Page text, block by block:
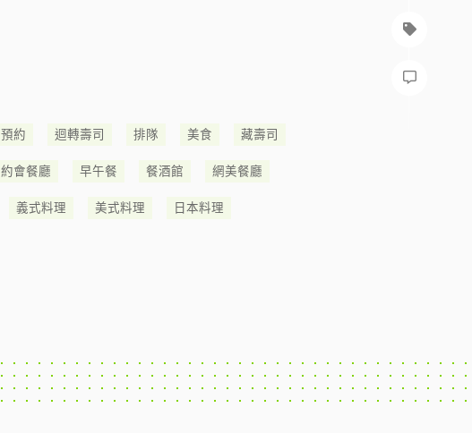
預約 迴轉壽司 排隊 美食 藏壽司
約會餐廳 早午餐 餐酒館 網美餐廳
義式料理 美式料理 日本料理